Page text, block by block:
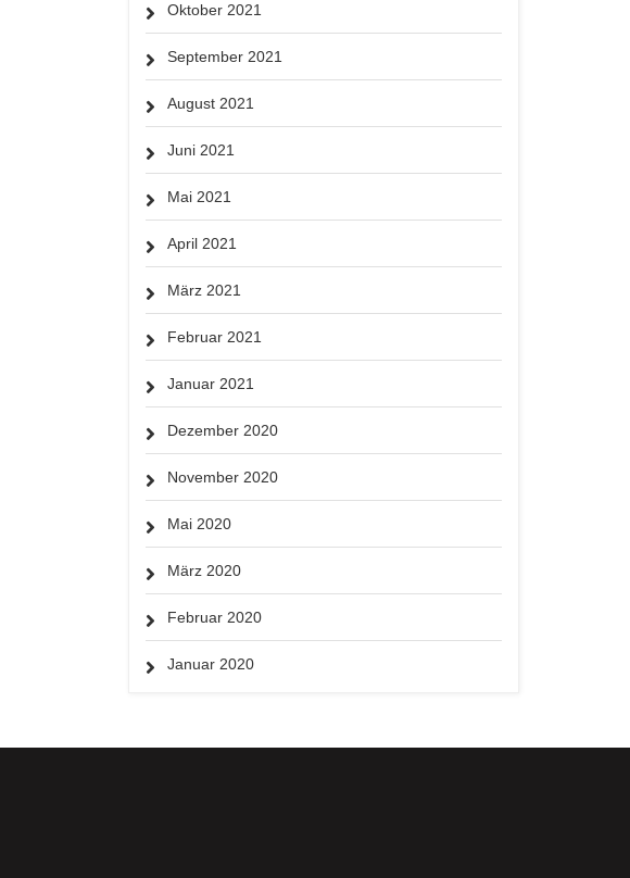
Oktober 2021
September 2021
August 2021
Juni 2021
Mai 2021
April 2021
März 2021
Februar 2021
Januar 2021
Dezember 2020
November 2020
Mai 2020
März 2020
Februar 2020
Januar 2020